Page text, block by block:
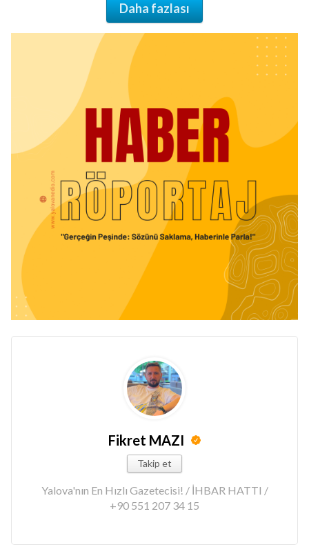
Daha fazlası
Fikret MAZI
Takip et
Yalova'nın En Hızlı Gazetecisi! / İHBAR HATTI /
+90 551 207 34 15